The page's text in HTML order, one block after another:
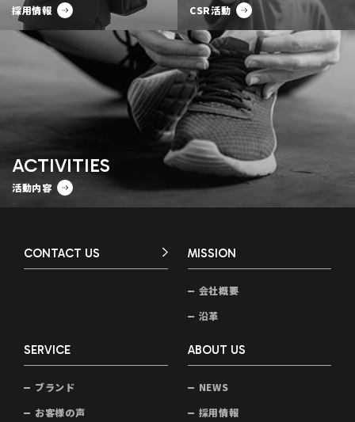
採用情報 CSR活動
ACTIVITIES
活動内容
CONTACT US MISSION
会社概要
沿革
SERVICE
ブランド
お客様の声
ABOUT US
NEWS
採用情報